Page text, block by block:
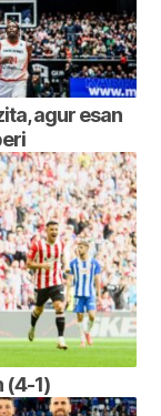
agur esan
(4-1)